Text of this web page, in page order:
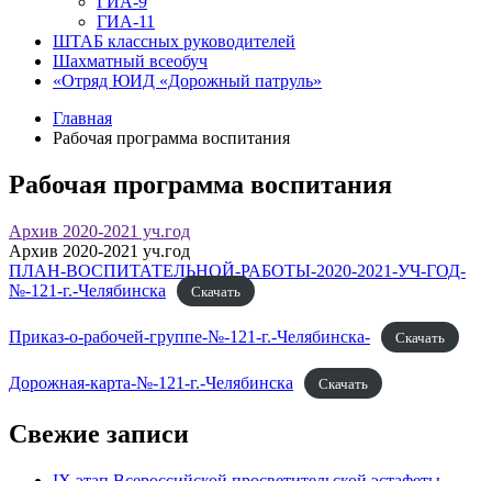
ГИА-11
ШТАБ классных руководителей
Шахматный всеобуч
«Отряд ЮИД «Дорожный патруль»
Главная
Рабочая программа воспитания
Рабочая программа воспитания
Архив 2020-2021 уч.год
Архив 2020-2021 уч.год
ПЛАН-ВОСПИТАТЕЛЬНОЙ-РАБОТЫ-2020-2021-УЧ-ГОД-
№-121-г.-Челябинска
Скачать
Приказ-о-рабочей-группе-№-121-г.-Челябинска- Скачать
Дорожная-карта-№-121-г.-Челябинска Скачать
Свежие записи